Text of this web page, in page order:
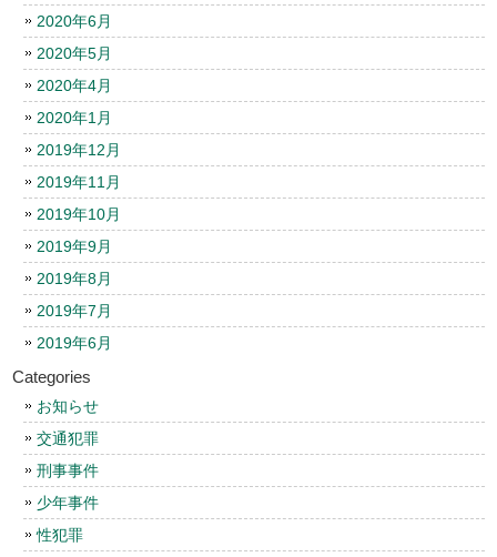
2020年6月
2020年5月
2020年4月
2020年1月
2019年12月
2019年11月
2019年10月
2019年9月
2019年8月
2019年7月
2019年6月
Categories
お知らせ
交通犯罪
刑事事件
少年事件
性犯罪